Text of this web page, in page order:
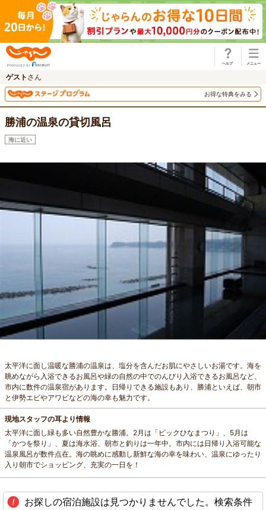
ゲスト さん
お得な特典をみる
勝浦の温泉の貸切風呂
海に近い
太平洋に面し温暖な勝浦の温泉は、塩分を含んだお肌にやさしいお湯です。海を
眺めながら入浴できるお風呂や緑の自然の中でのんびり入浴できるお風呂など、
市内に数件の温泉宿があります。日帰りできる施設もあり、勝浦といえば、朝市
と伊勢エビやアワビなどの海の幸も魅力です。
現地スタッフの耳より情報
太平洋に面し緑も多い自然豊かな勝浦。2月は「ビックひなまつり」、5月は
「かつを祭り」、夏は海水浴、朝市と釣りは一年中。市内には日帰り入浴可能な
温泉風呂が数件点在。海の眺めに感動し新鮮な海の幸を味わい、温泉にゆったり
入り朝市でショッピング、充実の一日を！
お探しの宿泊施設は見つかりませんでした。検索条件